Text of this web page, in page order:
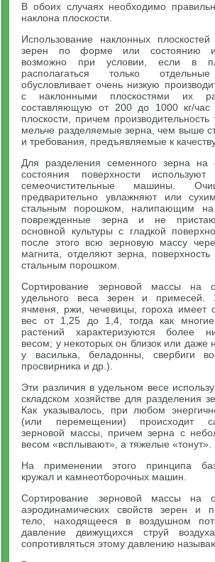
В обоих случаях необходимо
наклона плоскости.
Использование наклонных
зерен по форме или состоянию
возможно при условии, если в
располагаться только
обусловливает очень низкую
с наклонными плоскостями их
составляющую от 200 до 1000 кг/
плоскости, причем
мельче разделяемые зерна, чем выше
и требования, предъявляемые к
Для разделения семенного зерна на
состояния поверхности
семеочистительные машины.
предварительно увлажняют или
стальным порошком, налипающим
поврежденные зерна и не
основной культуры с гладкой
после этого всю зерновую массу
магнита, отделяют зерна,
стальным порошком.
Сортирование зерновой массы на
удельного веса зерен и примесей.
ячменя, ржи, чечевицы, гороха имеет
вес от 1,25 до 1,4, тогда как
растений характеризуются более
весом; у некоторых он близок или даже
у василька, беладонны, свербиги
просвирника и др.).
Эти различия в удельном весе
складском хозяйстве для разделения
Как указывалось, при любом
(или перемещении) происходит
зерновой массы, причем зерна с
весом «всплывают», а тяжелые «тонут».
На применении этого принципа
кружал и камнеотборочных машин.
Сортирование зерновой массы на
аэродинамических свойств зерен и
тело, находящееся в воздушном
давление движущихся струй
сопротивляться этому давлению